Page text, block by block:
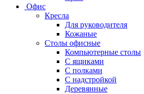
Офис
Кресла
Для руководителя
Кожаные
Столы офисные
Компьютерные столы
С ящиками
С полками
С надстройкой
Деревянные